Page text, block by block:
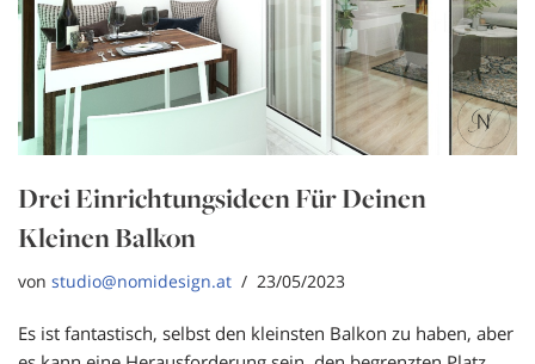
Drei Einrichtungsideen Für Deinen
Kleinen Balkon
von studio@nomidesign.at 23/05/2023
Es ist fantastisch, selbst den kleinsten Balkon zu haben, aber